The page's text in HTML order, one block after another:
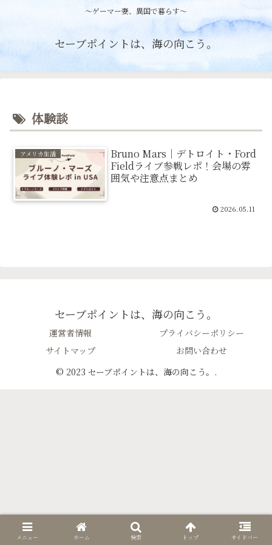
〜ゲーマー妻、異国で暮らす〜
セーブポイントは、海の向こう。
体験談
アメリカ生活
Bruno Mars｜デトロイト・Ford
Fieldライブ参戦レポ！会場の雰
囲気や注意点まとめ
2026.05.11
セーブポイントは、海の向こう。
運営者情報
プライバシーポリシー
サイトマップ
お問い合わせ
© 2023 セーブポイントは、海の向こう。.
メニュー ホーム 検索 トップ サイドバー